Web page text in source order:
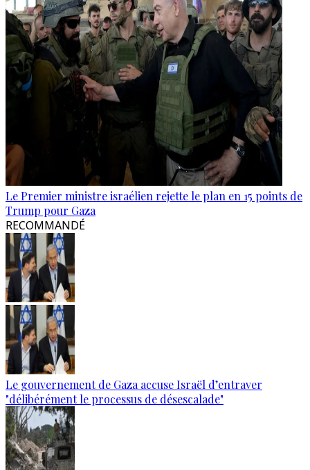
Le Premier ministre israélien rejette le plan en 15 points de
Trump pour Gaza
RECOMMANDÉ
Le gouvernement de Gaza accuse Israël d’entraver
"délibérément le processus de désescalade"